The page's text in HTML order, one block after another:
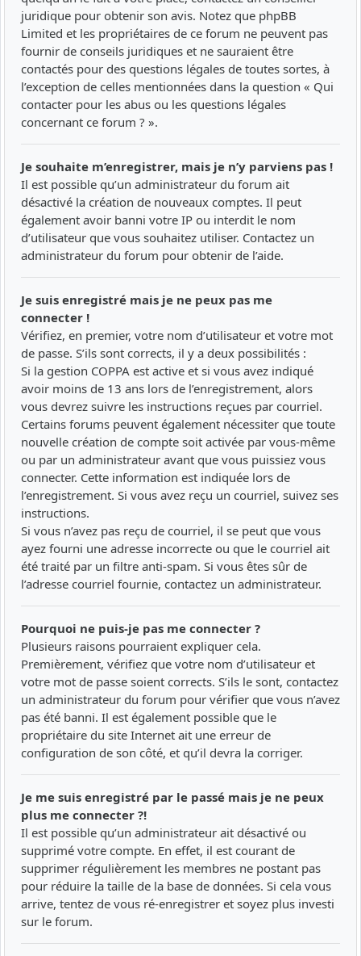
juridique pour obtenir son avis. Notez que phpBB
Limited et les propriétaires de ce forum ne peuvent pas
fournir de conseils juridiques et ne sauraient être
contactés pour des questions légales de toutes sortes, à
l’exception de celles mentionnées dans la question « Qui
contacter pour les abus ou les questions légales
concernant ce forum ? ».
Je souhaite m’enregistrer, mais je n’y parviens pas !
Il est possible qu’un administrateur du forum ait
désactivé la création de nouveaux comptes. Il peut
également avoir banni votre IP ou interdit le nom
d’utilisateur que vous souhaitez utiliser. Contactez un
administrateur du forum pour obtenir de l’aide.
Je suis enregistré mais je ne peux pas me
connecter !
Vérifiez, en premier, votre nom d’utilisateur et votre mot
de passe. S’ils sont corrects, il y a deux possibilités :
Si la gestion COPPA est active et si vous avez indiqué
avoir moins de 13 ans lors de l’enregistrement, alors
vous devrez suivre les instructions reçues par courriel.
Certains forums peuvent également nécessiter que toute
nouvelle création de compte soit activée par vous-même
ou par un administrateur avant que vous puissiez vous
connecter. Cette information est indiquée lors de
l’enregistrement. Si vous avez reçu un courriel, suivez ses
instructions.
Si vous n’avez pas reçu de courriel, il se peut que vous
ayez fourni une adresse incorrecte ou que le courriel ait
été traité par un filtre anti-spam. Si vous êtes sûr de
l’adresse courriel fournie, contactez un administrateur.
Pourquoi ne puis-je pas me connecter ?
Plusieurs raisons pourraient expliquer cela.
Premièrement, vérifiez que votre nom d’utilisateur et
votre mot de passe soient corrects. S’ils le sont, contactez
un administrateur du forum pour vérifier que vous n’avez
pas été banni. Il est également possible que le
propriétaire du site Internet ait une erreur de
configuration de son côté, et qu’il devra la corriger.
Je me suis enregistré par le passé mais je ne peux
plus me connecter ?!
Il est possible qu’un administrateur ait désactivé ou
supprimé votre compte. En effet, il est courant de
supprimer régulièrement les membres ne postant pas
pour réduire la taille de la base de données. Si cela vous
arrive, tentez de vous ré-enregistrer et soyez plus investi
sur le forum.